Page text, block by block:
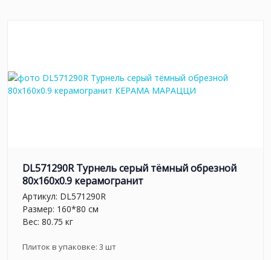
DL571290R Турнель серый тёмный обрезной
80x160x0.9 керамогранит
Артикул: DL571290R
Размер: 160*80 см
Вес: 80.75 кг
Плиток в упаковке: 3 шт